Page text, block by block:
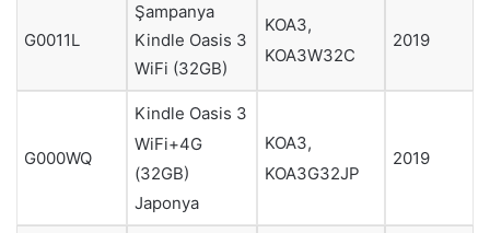
G0011L
Şampanya
Kindle Oasis 3
WiFi (32GB)
KOA3,
KOA3W32C
2019
G000WQ
Kindle Oasis 3
WiFi+4G
(32GB)
Japonya
KOA3,
KOA3G32JP
2019